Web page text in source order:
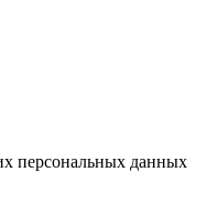
персональных данных